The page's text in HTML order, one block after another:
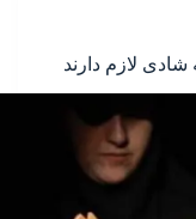
شادی لازم دارند